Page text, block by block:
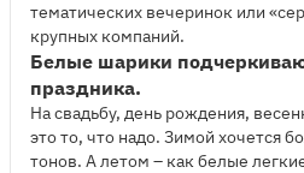
тематических вечеринок или
крупных компаний.
Белые шарики
праздника.
На свадьбу, день рождения,
это то, что надо. Зимой хочется
тонов. А летом – как белые